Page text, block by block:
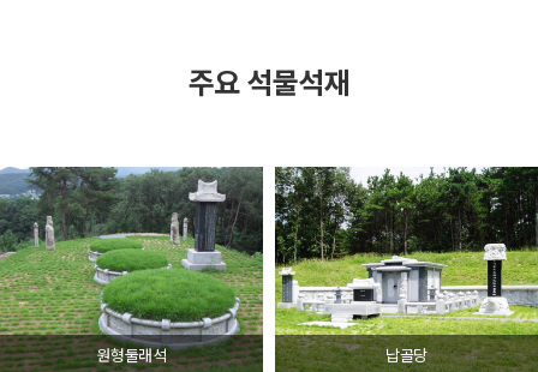
주요 석물석재
원형둘래석 납골당